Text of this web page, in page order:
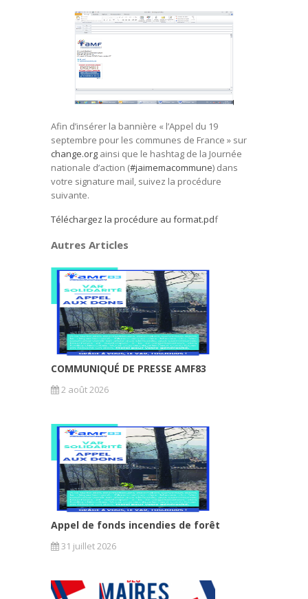
Afin d’insérer la bannière « l’Appel du 19
septembre pour les communes de France » sur
change.org ainsi que le hashtag de la Journée
nationale d’action (#jaimemacommune) dans
votre signature mail, suivez la procédure
suivante.
Téléchargez la procédure au format.pdf
Autres Articles
COMMUNIQUÉ DE PRESSE AMF83
2 août 2026
Appel de fonds incendies de forêt
31 juillet 2026